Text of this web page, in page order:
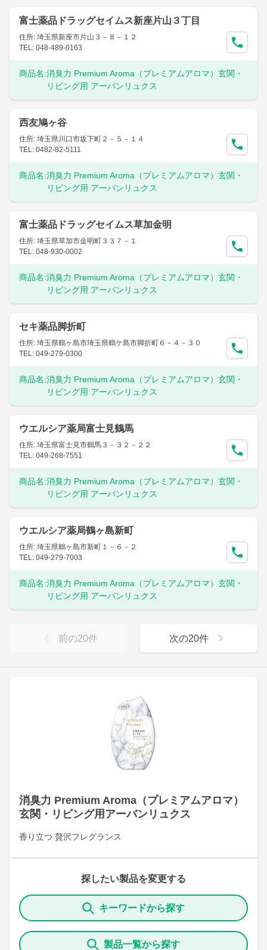
消臭力 Premium Aroma（プレミアムアロマ）
玄関・リビング用アーバンリュクス
香り立つ 贅沢フレグランス
探したい製品を変更する
キーワードから探す
製品一覧から探す
富士薬品ドラッグセイムス新座片山３丁目
住所: 埼玉県新座市片山３－８－１２
TEL: 048-489-0163
商品名:消臭力 Premium Aroma（プレミアムアロマ）玄関・
リビング用 アーバンリュクス
西友鳩ヶ谷
住所: 埼玉県川口市坂下町２－５－１４
TEL: 0482-82-5111
商品名:消臭力 Premium Aroma（プレミアムアロマ）玄関・
リビング用 アーバンリュクス
富士薬品ドラッグセイムス草加金明
住所: 埼玉県草加市金明町３３７－１
TEL: 048-930-0002
商品名:消臭力 Premium Aroma（プレミアムアロマ）玄関・
リビング用 アーバンリュクス
セキ薬品脚折町
住所: 埼玉県鶴ヶ島市埼玉県鶴ケ島市脚折町６－４－３０
TEL: 049-279-0300
商品名:消臭力 Premium Aroma（プレミアムアロマ）玄関・
リビング用 アーバンリュクス
ウエルシア薬局富士見鶴馬
住所: 埼玉県富士見市鶴馬３－３２－２２
TEL: 049-268-7551
商品名:消臭力 Premium Aroma（プレミアムアロマ）玄関・
リビング用 アーバンリュクス
ウエルシア薬局鶴ヶ島新町
住所: 埼玉県鶴ヶ島市新町１－６－２
TEL: 049-279-7003
商品名:消臭力 Premium Aroma（プレミアムアロマ）玄関・
リビング用 アーバンリュクス
前の20件 次の20件